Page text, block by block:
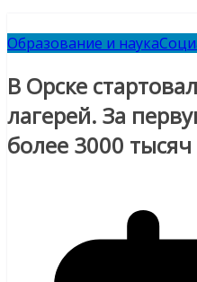
Образование и наука
В Орске
лагерей. За
более 3000